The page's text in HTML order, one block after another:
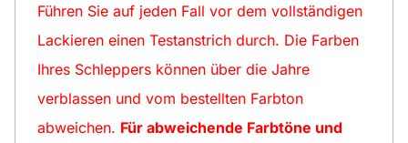
Führen Sie auf jeden Fall vor dem vollständigen
Lackieren einen Testanstrich durch. Die Farben
Ihres Schleppers können über die Jahre
verblassen und vom bestellten Farbton
abweichen. Für abweichende Farbtöne und